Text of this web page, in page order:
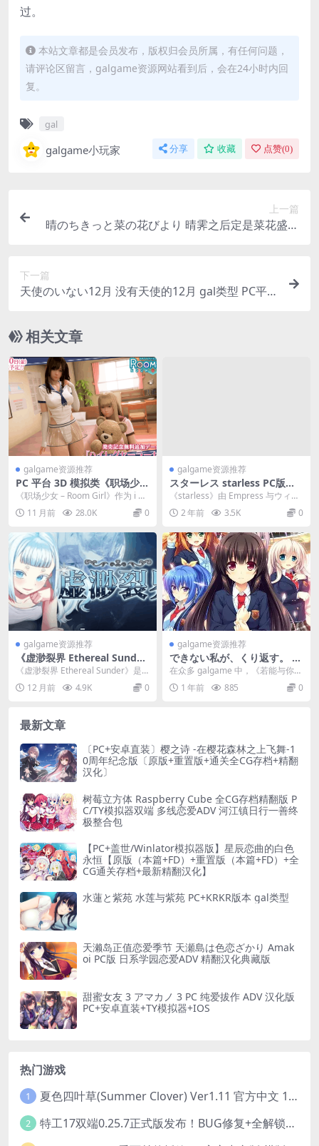
过。
本站文章都是会员发布，版权归会员所属，有任何问题，
请评论区留言，galgame资源网站看到后，会在24小时内回
复。
gal
galgame小玩家 分享 收藏 点赞(0)
上一篇
晴のちきっと菜の花びより 晴霁之后定是菜花盛开
下一篇
天使のいない12月 没有天使的12月 gal类型 PC平
相关文章
galgame资源推荐
PC 平台 3D 模拟类《职场少女
– Room Girl》精翻汉化版 含
全满存档 + 新 DLC + 五千 +
角色卡整合 MOD 容量 56G
《职场少女 – Room Girl》作为 i 社
打造的 3D 模拟类...
11 月前 28.0K 0
galgame资源推荐
スターレス starless PC版本
4.2G gal类型
《starless》由 Empress 与ウィル
プラス联合开发，圣少女身兼剧
本、...2 年前 3.5K 0
galgame资源推荐
《虚渺裂界 Ethereal Sunde
r》Ver1.3 官方中文版｜PC平
台RPG游戏
《虚渺裂界 Ethereal Sunder》是
一款在PC平台上颇具特色的RPG
游...12 月前 4.9K 0
galgame资源推荐
できない私が、くり返す。 若
能与你再次相见 PC+KRKR平
台 gal类型
在众多 galgame 中，《若能与你再
次相见》（【PC+KRKR】できない
私が...1 年前 885 0
最新文章
〔PC+安卓直装〕樱之诗 -在樱花森林之上飞舞-1
0周年纪念版〔原版+重置版+通关全CG存档+精翻
汉化〕
树莓立方体 Raspberry Cube 全CG存档精翻版 P
C/TY模拟器双端 多线恋爱ADV 河江镇日行一善终
极整合包
【PC+盖世/Winlator模拟器版】星辰恋曲的白色
永恒【原版（本篇+FD）+重置版（本篇+FD）+全
CG通关存档+最新精翻汉化】
水蓮と紫苑 水莲与紫苑 PC+KRKR版本 gal类型
天濑岛正值恋爱季节 天瀬島は色恋ざかり Amak
oi PC版 日系学园恋爱ADV 精翻汉化典藏版
甜蜜女友 3 アマカノ 3 PC 纯爱拔作 ADV 汉化版
PC+安卓直装+TY模拟器+IOS
热门游戏
1 夏色四叶草(Summer Clover) Ver1.11 官方中文 1+4.35G 全CG 有CV 百度盘版本
2 特工17双端0.25.7正式版发布！BUG修复+全解锁存档+赞助码合集（安卓/PC/中文/动态）